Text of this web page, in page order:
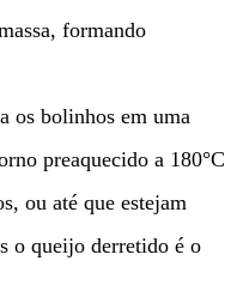
formando
os bolinhos em uma
preaquecido a 180°C
ou até que estejam
o queijo derretido é o